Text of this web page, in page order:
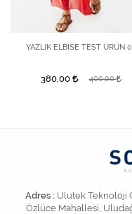
YAZLIK ELBİSE TEST ÜRÜN
380,00 400,00
Adres : Ulutek Teknoloji
Özlüce Mahallesi,